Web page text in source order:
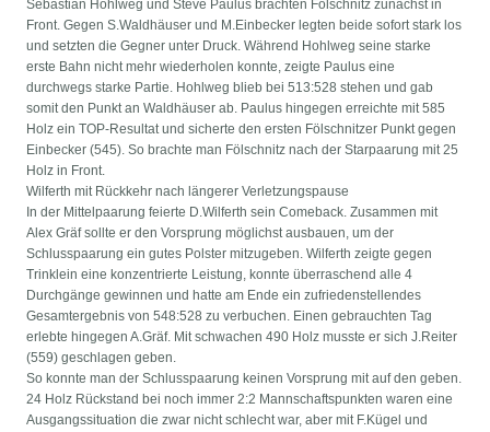
Sebastian Hohlweg und Steve Paulus brachten Fölschnitz zunächst in
Front. Gegen S.Waldhäuser und M.Einbecker legten beide sofort stark los
und setzten die Gegner unter Druck. Während Hohlweg seine starke
erste Bahn nicht mehr wiederholen konnte, zeigte Paulus eine
durchwegs starke Partie. Hohlweg blieb bei 513:528 stehen und gab
somit den Punkt an Waldhäuser ab. Paulus hingegen erreichte mit 585
Holz ein TOP-Resultat und sicherte den ersten Fölschnitzer Punkt gegen
Einbecker (545). So brachte man Fölschnitz nach der Starpaarung mit 25
Holz in Front.
Wilferth mit Rückkehr nach längerer Verletzungspause
In der Mittelpaarung feierte D.Wilferth sein Comeback. Zusammen mit
Alex Gräf sollte er den Vorsprung möglichst ausbauen, um der
Schlusspaarung ein gutes Polster mitzugeben. Wilferth zeigte gegen
Trinklein eine konzentrierte Leistung, konnte überraschend alle 4
Durchgänge gewinnen und hatte am Ende ein zufriedenstellendes
Gesamtergebnis von 548:528 zu verbuchen. Einen gebrauchten Tag
erlebte hingegen A.Gräf. Mit schwachen 490 Holz musste er sich J.Reiter
(559) geschlagen geben.
So konnte man der Schlusspaarung keinen Vorsprung mit auf den geben.
24 Holz Rückstand bei noch immer 2:2 Mannschaftspunkten waren eine
Ausgangssituation die zwar nicht schlecht war, aber mit F.Kügel und